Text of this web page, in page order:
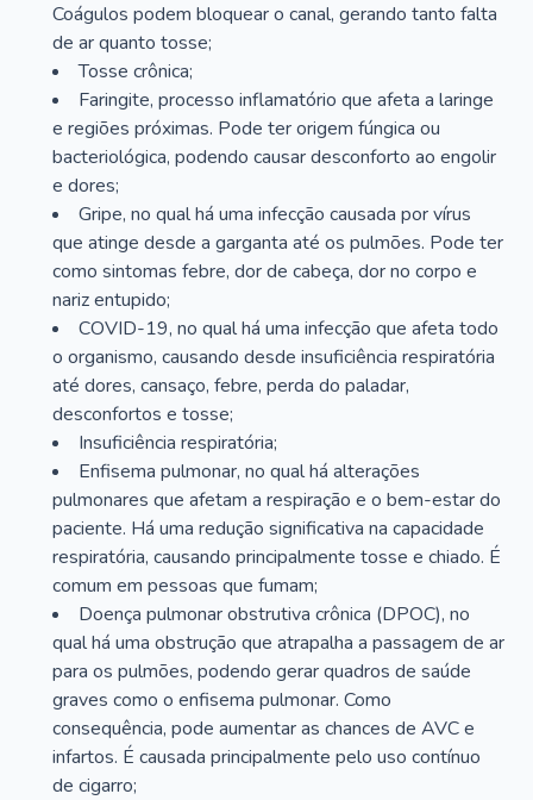
Coágulos podem bloquear o canal, gerando tanto falta
de ar quanto tosse;
Tosse crônica;
Faringite, processo inflamatório que afeta a laringe
e regiões próximas. Pode ter origem fúngica ou
bacteriológica, podendo causar desconforto ao engolir
e dores;
Gripe, no qual há uma infecção causada por vírus
que atinge desde a garganta até os pulmões. Pode ter
como sintomas febre, dor de cabeça, dor no corpo e
nariz entupido;
COVID-19, no qual há uma infecção que afeta todo
o organismo, causando desde insuficiência respiratória
até dores, cansaço, febre, perda do paladar,
desconfortos e tosse;
Insuficiência respiratória;
Enfisema pulmonar, no qual há alterações
pulmonares que afetam a respiração e o bem-estar do
paciente. Há uma redução significativa na capacidade
respiratória, causando principalmente tosse e chiado. É
comum em pessoas que fumam;
Doença pulmonar obstrutiva crônica (DPOC), no
qual há uma obstrução que atrapalha a passagem de ar
para os pulmões, podendo gerar quadros de saúde
graves como o enfisema pulmonar. Como
consequência, pode aumentar as chances de AVC e
infartos. É causada principalmente pelo uso contínuo
de cigarro;